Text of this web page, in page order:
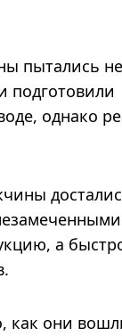
пытались
подготовили
однако
а
как они